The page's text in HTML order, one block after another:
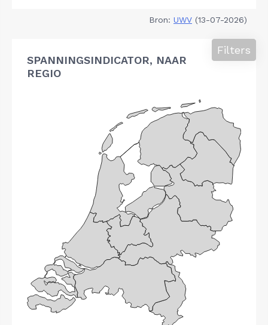
Bron: UWV (13-07-2026)
SPANNINGSINDICATOR, NAAR
REGIO
Filters